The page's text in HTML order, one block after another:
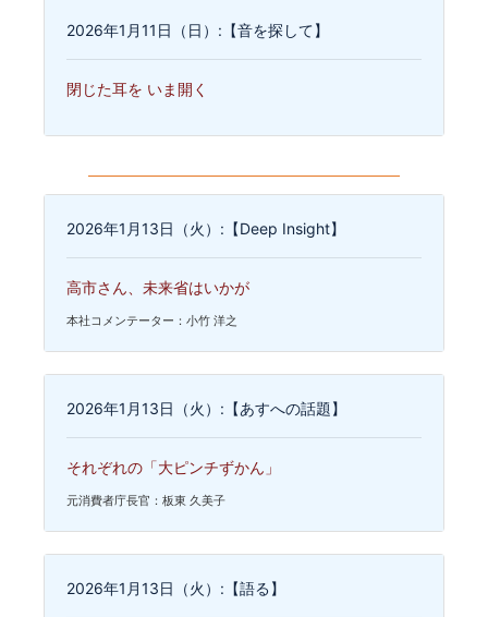
2026年1月11日（日）:【音を探して】
閉じた耳を いま開く
2026年1月13日（火）:【Deep Insight】
高市さん、未来省はいかが
本社コメンテーター：小竹 洋之
2026年1月13日（火）:【あすへの話題】
それぞれの「大ピンチずかん」
元消費者庁長官：板東 久美子
2026年1月13日（火）:【語る】